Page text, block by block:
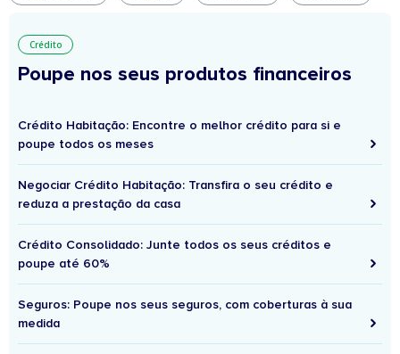
Crédito
Poupe nos seus produtos financeiros
Crédito Habitação: Encontre o melhor crédito para si e
poupe todos os meses
Negociar Crédito Habitação: Transfira o seu crédito e
reduza a prestação da casa
Crédito Consolidado: Junte todos os seus créditos e
poupe até 60%
Seguros: Poupe nos seus seguros, com coberturas à sua
medida